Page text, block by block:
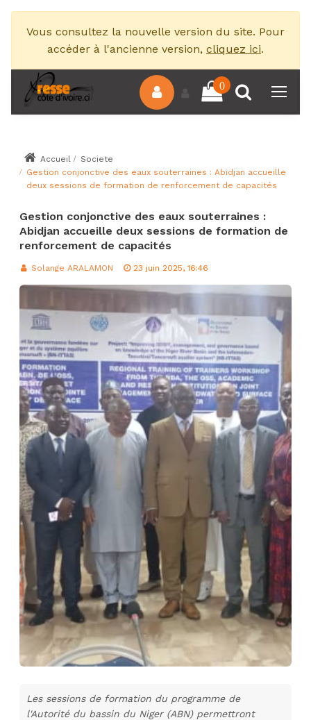
Vous consultez la nouvelle version du site. Pour
accéder à l'ancienne version, cliquez ici.
0
Accueil
Societe
Gestion conjonctive des eaux souterraines : Abidjan accueille
deux sessions de formation de renforcement de capacités
Gestion conjonctive des eaux souterraines :
Abidjan accueille deux sessions de formation de
renforcement de capacités
Solange ARALAMON 23 juin 2025, 16:46
Les sessions de formation du programme de
l'Autorité du bassin du Niger (ABN) permettront